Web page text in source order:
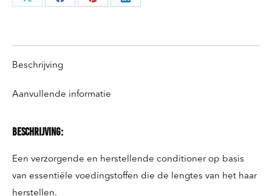
Deel
Deel
Deel
Deel
Beschrijving
Aanvullende informatie
Beschrijving:
Een verzorgende en herstellende conditioner op basis
van essentiële voedingstoffen die de lengtes van het haar
herstellen.